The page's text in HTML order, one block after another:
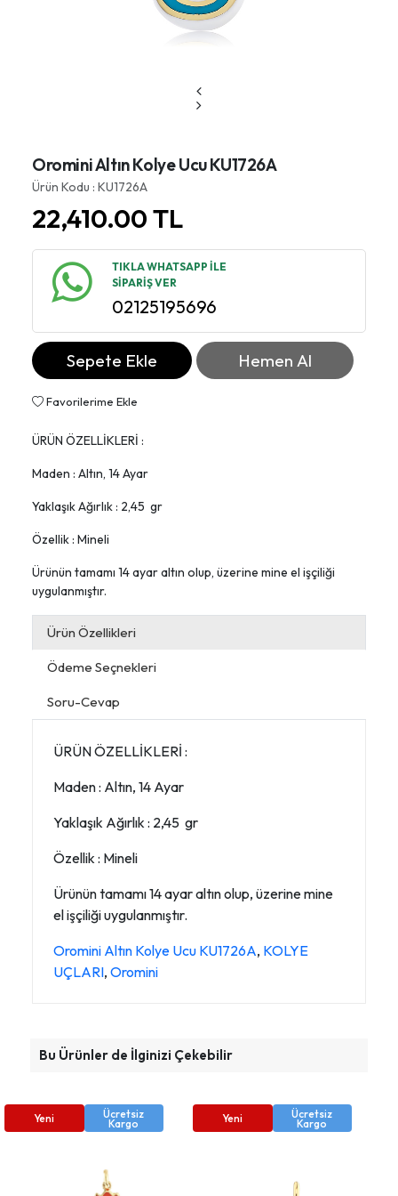
Oromini Altın Kolye Ucu KU1726A
Ürün Kodu : KU1726A
22,410.00TL
TIKLA WHATSAPP İLE
SİPARİŞ VER
02125195696
Sepete Ekle Hemen Al
Favorilerime Ekle
ÜRÜN ÖZELLİKLERİ :
Maden : Altın, 14 Ayar
Yaklaşık Ağırlık : 2,45 gr
Özellik : Mineli
Ürünün tamamı 14 ayar altın olup, üzerine mine el işçiliği
uygulanmıştır.
Ürün Özellikleri
Ödeme Seçnekleri
Soru-Cevap
ÜRÜN ÖZELLİKLERİ :
Maden : Altın, 14 Ayar
Yaklaşık Ağırlık : 2,45 gr
Özellik : Mineli
Ürünün tamamı 14 ayar altın olup, üzerine mine
el işçiliği uygulanmıştır.
Oromini Altın Kolye Ucu KU1726A, KOLYE
UÇLARI, Oromini
Bu Ürünler de İlginizi Çekebilir
Yeni Ücretsiz
Kargo Yeni Ücretsiz
Kargo